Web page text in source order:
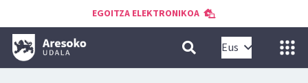
EGOITZA ELEKTRONIKOA
Eus